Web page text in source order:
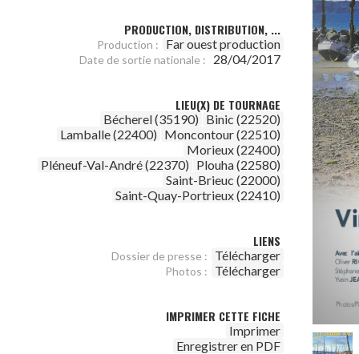
PRODUCTION, DISTRIBUTION, ...
Production : Far ouest production
Date de sortie nationale : 28/04/2017
LIEU(X) DE TOURNAGE
Bécherel (35190) Binic (22520)
Lamballe (22400) Moncontour (22510)
Morieux (22400)
Pléneuf-Val-André (22370) Plouha (22580)
Saint-Brieuc (22000)
Saint-Quay-Portrieux (22410)
LIENS
Dossier de presse : Télécharger
Photos : Télécharger
IMPRIMER CETTE FICHE
Imprimer
Enregistrer en PDF